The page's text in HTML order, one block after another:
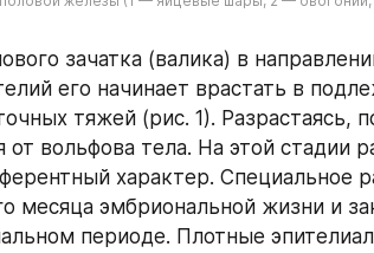
зачатка (валика) в
его начинает врастать в
тяжей (рис. 1). Разрастаясь,
от вольфова тела. На этой стадии
характер. Специальное
месяца эмбриональной жизни и
периоде. Плотные